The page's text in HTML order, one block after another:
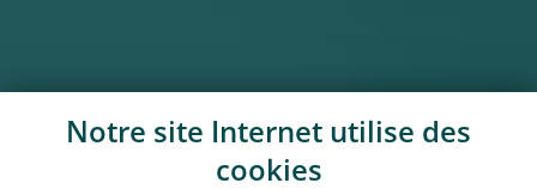
Notre site Internet utilise des
cookies